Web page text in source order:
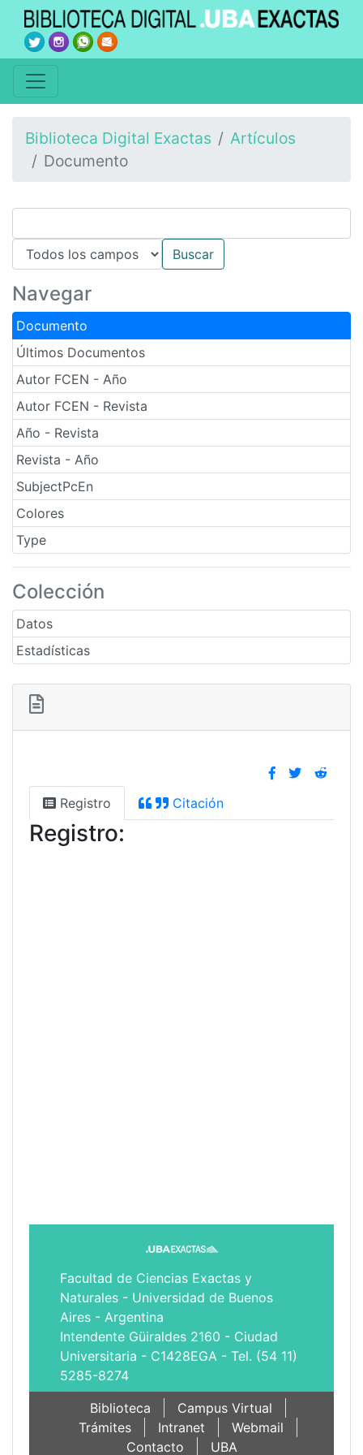
Biblioteca Digital Exactas
Artículos
Documento
Navegar
Documento
Últimos Documentos
Autor FCEN - Año
Autor FCEN - Revista
Año - Revista
Revista - Año
SubjectPcEn
Colores
Type
Colección
Datos
Estadísticas
Registro Citación
Registro:
Facultad de Ciencias Exactas y
Naturales - Universidad de Buenos
Aires - Argentina
Intendente Güiraldes 2160 - Ciudad
Universitaria - C1428EGA - Tel. (54 11)
5285-8274
Biblioteca
Campus Virtual
Trámites
Intranet
Webmail
Contacto
UBA